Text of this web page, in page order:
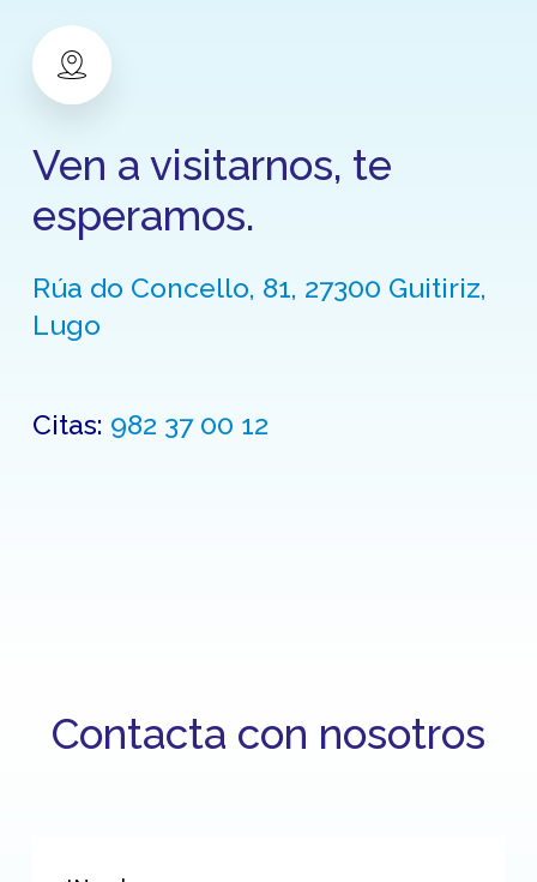
Ven a visitarnos, te
esperamos.
Rúa do Concello, 81, 27300 Guitiriz,
Lugo
Citas: 982 37 00 12
Contacta con nosotros